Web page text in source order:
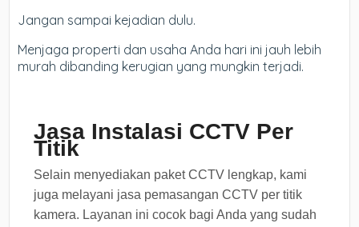
Jangan sampai kejadian dulu.
Menjaga properti dan usaha Anda hari ini jauh lebih
murah dibanding kerugian yang mungkin terjadi.
Jasa Instalasi CCTV Per
Titik
Selain menyediakan paket CCTV lengkap, kami
juga melayani jasa pemasangan CCTV per titik
kamera. Layanan ini cocok bagi Anda yang sudah